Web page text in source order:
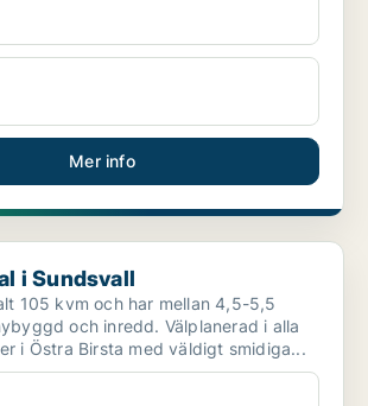
Mer info
i Sundsvall
105 kvm och har mellan 4,5-5,5
i Östra Birsta med väldigt smidiga...